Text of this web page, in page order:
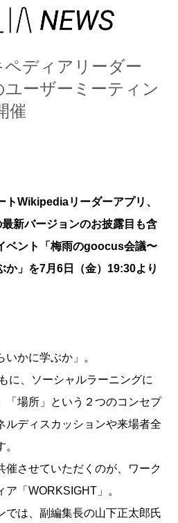
ン コンテンツに移動
ディアリーダー
ユーザーミーティン
催
トWikipediaリーダーアプリ、
新バージョンのお披露目も含
ベント「梅雨のgoocus会議〜
か」を7月6日（金）19:30より
かに学ぶか」。
に、ソーシャルラーニングに
「場所」という２つのコンセプ
ルディスカッションや来場者全
催させていただくのが、ワーク
「WORKSIGHT」。
では、副編集長の山下正太郎氏